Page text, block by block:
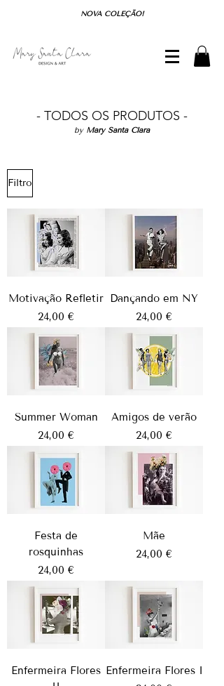
NOVA COLEÇÃO!
- TODOS OS PRODUTOS -
by Mary Santa Clara
Filtro
Motivação Refletir
Preço
24,00 €
Dançando em NY
Preço
24,00 €
Summer Woman
Preço
24,00 €
Amigos de verão
Preço
24,00 €
Festa de
rosquinhas
Preço
24,00 €
Mãe
Preço
24,00 €
Enfermeira Flores Enfermeira Flores I